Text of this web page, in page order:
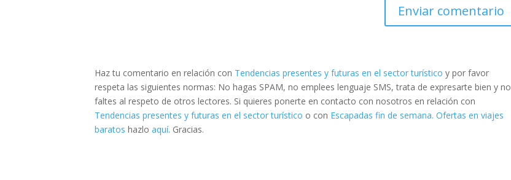
Haz tu comentario en relación con Tendencias presentes y futuras en el sector turístico y por favor
respeta las siguientes normas: No hagas SPAM, no emplees lenguaje SMS, trata de expresarte bien y no
faltes al respeto de otros lectores. Si quieres ponerte en contacto con nosotros en relación con
Tendencias presentes y futuras en el sector turístico o con Escapadas fin de semana. Ofertas en viajes
baratos hazloaquí. Gracias.